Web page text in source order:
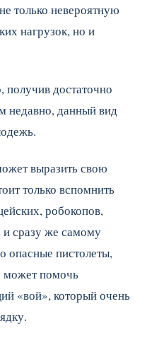
только невероятную
нагрузок, но и
достаточно
недавно, данный вид
выразить свою
только вспомнить
робокопов,
и сразу же самому
опасные пистолеты,
может помочь
«вой», который очень